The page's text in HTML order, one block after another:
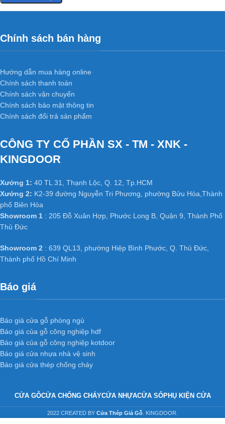
Chính sách bán hàng
Hướng dẫn mua hàng online
Chính sách thanh toán
Chính sách vận chuyển
Chính sách bảo mật thông tin
Chính sách đổi trả sản phẩm
CÔNG TY CỔ PHẦN SX - TM - XNK -
KINGDOOR
Xưởng 1: 40 TL 31, Thạnh Lộc, Q. 12, Tp.HCM
Xưởng 2: K2-39 đường Nguyễn Tri Phương, phường Bửu Hòa,Thành
phố Biên Hòa
Showroom 1 : 205 Đỗ Xuân Hợp, Phước Long B, Quận 9, Thành Phố
Thủ Đức
Showroom 2 : 639 QL13, phường Hiệp Bình Phước, Q. Thủ Đức,
Thành phố Hồ Chí Minh
Báo giá
Báo giá cửa gỗ phòng ngủ
Báo giá của gỗ công nghiệp hdf
Báo giá của gỗ công nghiệp kotdoor
Báo giá cửa nhựa nhà vệ sinh
Báo giá cửa thép chống cháy
CỬA GỖCỬA CHỐNG CHÁYCỬA NHỰACỬA SỔPHỤ KIỆN CỬA
2022 CREATED BY Cửa Thép Giả Gỗ . KINGDOOR.